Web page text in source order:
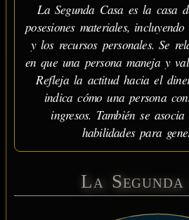
La Segunda Casa es la casa
posesiones materiales,
y los recursos personales. Se
en que una persona maneja y
Refleja la actitud hacia el
indica cómo una persona
ingresos. También se
habilidades para
La Segunda